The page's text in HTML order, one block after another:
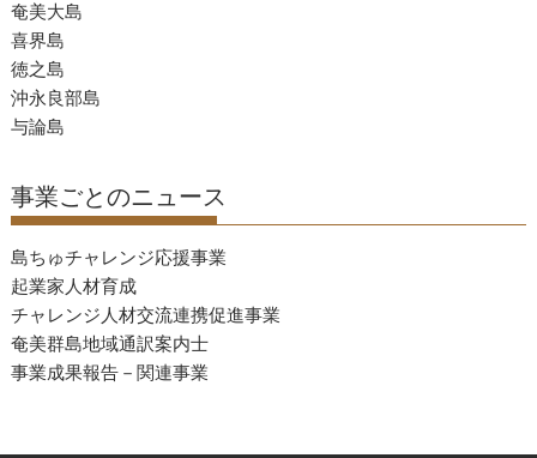
合
か
ら
の
お
ら
せ
奄美大島
喜界島
徳之島
沖永良部島
与論島
事業ごとのニュース
島ちゅチャレンジ応援事業
起業家人材育成
チャレンジ人材交流連携促進事業
奄美群島地域通訳案内士
事業成果報告－関連事業